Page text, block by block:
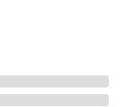
ini unggul
lainnya.